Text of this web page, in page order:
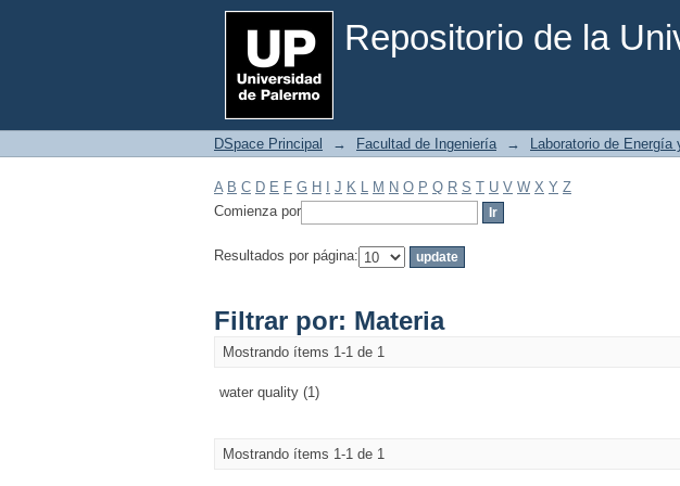
Repositorio de la
Filtrar por: Materia
DSpace Principal → Facultad de Ingeniería → Laboratorio de Energía
A B C D E F G H J K L M N O P Q R S T U V W X Y Z
Comienza por
Resultados por página:
Filtrar por: Materia
Mostrando ítems 1-1 de 1
water quality (1)
Mostrando ítems 1-1 de 1